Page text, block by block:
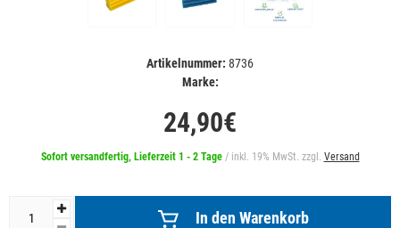
Artikelnummer: 8736
Marke:
24,90€
Sofort versandfertig, Lieferzeit 1 - 2 Tage / inkl. 19% MwSt. zzgl. Versand
In den Warenkorb